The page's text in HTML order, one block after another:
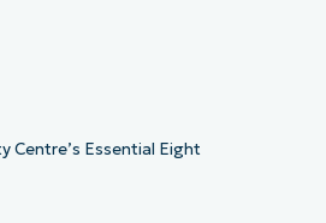
Centre’s Essential Eight